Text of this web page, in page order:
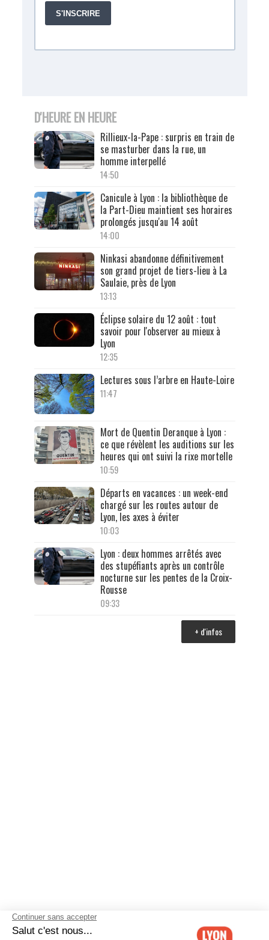
D'HEURE EN HEURE
Rillieux-la-Pape : surpris en train de
se masturber dans la rue, un
homme interpellé
14:50
Canicule à Lyon : la bibliothèque de
la Part-Dieu maintient ses horaires
prolongés jusqu'au 14 août
14:00
Ninkasi abandonne définitivement
son grand projet de tiers-lieu à La
Saulaie, près de Lyon
13:13
Éclipse solaire du 12 août : tout
savoir pour l'observer au mieux à
Lyon
12:35
Lectures sous l’arbre en Haute-Loire
11:47
Mort de Quentin Deranque à Lyon :
ce que révèlent les auditions sur les
heures qui ont suivi la rixe mortelle
10:59
Départs en vacances : un week-end
chargé sur les routes autour de
Lyon, les axes à éviter
10:03
Lyon : deux hommes arrêtés avec
des stupéfiants après un contrôle
nocturne sur les pentes de la Croix-
Rousse
09:33
+ d'infos